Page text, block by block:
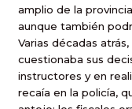
amplio de la
aunque también
Varias décadas
cuestionaba sus
instructores y en
recaía en la policía,